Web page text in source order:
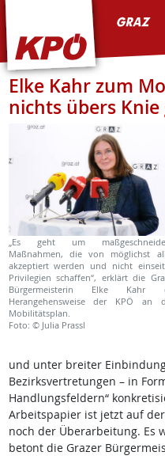
Elke Kahr zum
nichts übers Knie
„Es geht um
Maßnahmen, die von möglichst
akzeptiert werden und nicht
Privilegien schaffen“, erklärt die
Bürgermeisterin Elke Kahr
Herangehensweise der KPÖ an
Mobilitätsplan.
Foto: © Julia Prassl
und unter breiter
Bezirksvertretungen – in
Handlungsfeldern“
Arbeitspapier ist jetzt auf
noch der Überarbeitung. Es
betont die Grazer